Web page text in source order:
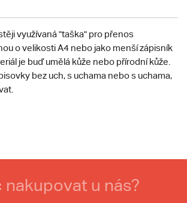
využívaná "taška" pro přenos
o velikosti A4 nebo jako menší zápisník
je buď umělá kůže nebo přírodní kůže.
bez uch, s uchama nebo s uchama,
nakupovat u nás?